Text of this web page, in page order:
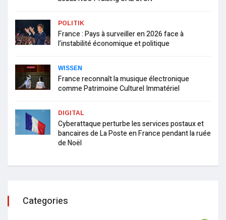
POLITIK
France : Pays à surveiller en 2026 face à
l’instabilité économique et politique
WISSEN
France reconnaît la musique électronique
comme Patrimoine Culturel Immatériel
DIGITAL
Cyberattaque perturbe les services postaux et
bancaires de La Poste en France pendant la ruée
de Noël
Categories